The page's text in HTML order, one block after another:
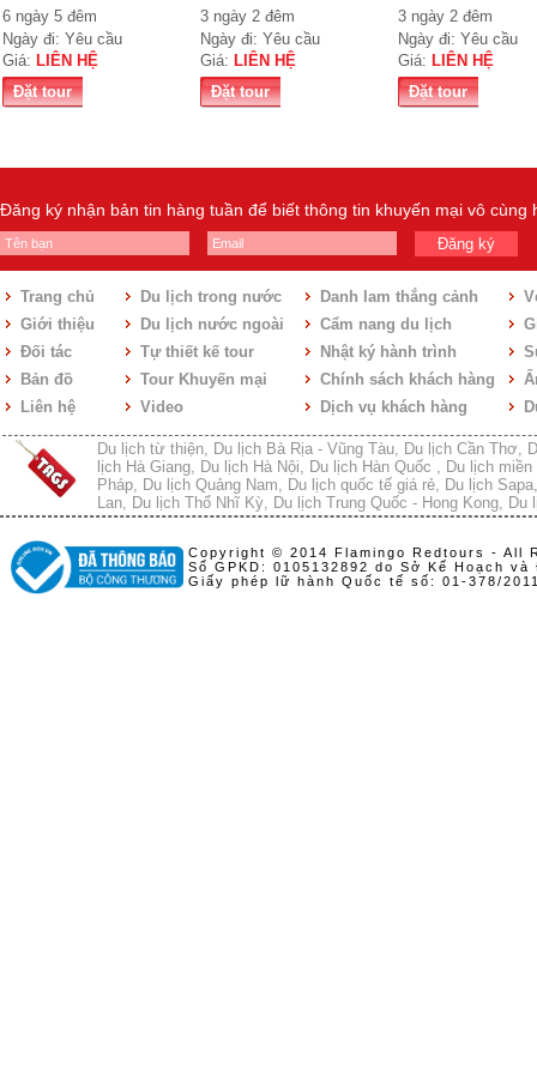
TỔ QUỐ...
6 ngày 5 đêm
Ngày đi: Yêu cầu
Giá: LIÊN HỆ
Đặt tour
VẠC...
3 ngày 2 đêm
Ngày đi: Yêu cầu
Giá: LIÊN HỆ
Đặt tour
3 ngày 2 đêm
Ngày đi: Yêu cầu
Giá: LIÊN HỆ
Đặt tour
Đăng ký nhận bản tin hàng tuần để biết thông tin khuyến mại vô cùng
Đăng ký
Trang chủ
Giới thiệu
Đối tác
Bản đồ
Liên hệ
Du lịch trong nước
Du lịch nước ngoài
Tự thiết kế tour
Tour Khuyến mại
Video
Danh lam thắng cảnh
Cẩm nang du lịch
Nhật ký hành trình
Chính sách khách hàng
Dịch vụ khách hàng
Du lịch từ thiện Du lịch Bà Rịa - Vũng Tàu Du lịch Cần Thơ
lịch Hà Giang
Du lịch Hà Nội Du lịch Hàn Quốc
Du lịch miền
Pháp
Du lịch Quảng Nam Du lịch quốc tế giá rẻ Du lịch Sapa
Lan
Du lịch Thổ Nhĩ Kỳ Du lịch Trung Quốc - Hong Kong Du
Copyright © 2014 Flamingo Redtours - All
Số GPKD: 0105132892 do Sở Kế Hoạch
Giấy phép lữ hành Quốc tế số: 01-378/